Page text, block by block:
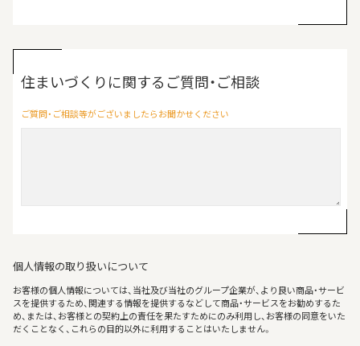
住まいづくりに関するご質問・ご相談
ご質問・ご相談等がございましたらお聞かせください
個人情報の取り扱いについて
お客様の個人情報については、当社及び当社のグループ企業が、より良い商品・サービ
スを提供するため、関連する情報を提供するなどして商品・サービスをお勧めするた
め、または、お客様との契約上の責任を果たすためにのみ利用し、お客様の同意をいた
だくことなく、これらの目的以外に利用することはいたしません。